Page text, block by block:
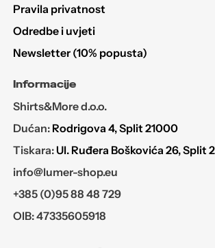
Pravila privatnost
Odredbe i uvjeti
Newsletter (10% popusta)
Informacije
Shirts&More d.o.o.
Dućan: Rodrigova 4, Split 21000
Tiskara:Ul. Ruđera Boškovića 26, Split
info@lumer-shop.eu
+385 (0)95 88 48 729
OIB: 47335605918